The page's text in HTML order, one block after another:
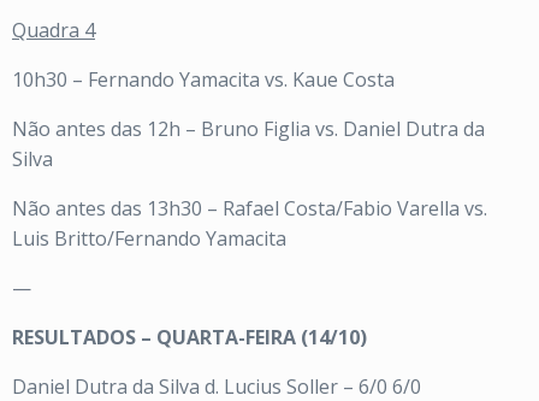
Quadra 4
10h30 – Fernando Yamacita vs. Kaue Costa
Não antes das 12h – Bruno Figlia vs. Daniel Dutra da
Silva
Não antes das 13h30 – Rafael Costa/Fabio Varella vs.
Luis Britto/Fernando Yamacita
—
RESULTADOS – QUARTA-FEIRA (14/10)
Daniel Dutra da Silva d. Lucius Soller – 6/0 6/0